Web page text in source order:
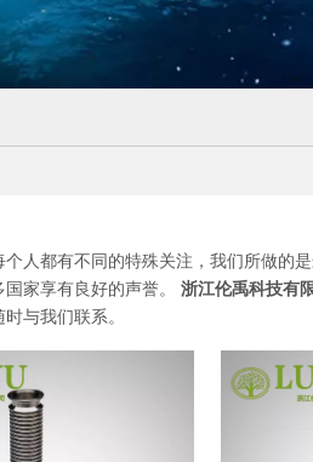
个人都有不同的特殊关注，我们所做的
家享有良好的声誉。 浙江伦禹科技有
与我们联系。